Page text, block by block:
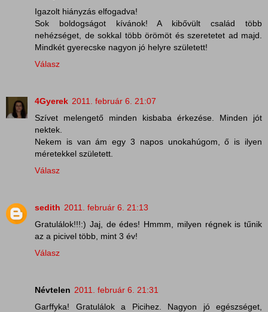
Igazolt hiányzás elfogadva!
Sok boldogságot kívánok! A kibővült család több
nehézséget, de sokkal több örömöt és szeretetet ad majd.
Mindkét gyerecske nagyon jó helyre született!
Válasz
4Gyerek 2011. február 6. 21:07
Szívet melengető minden kisbaba érkezése. Minden jót
nektek.
Nekem is van ám egy 3 napos unokahúgom, ő is ilyen
méretekkel született.
Válasz
sedith 2011. február 6. 21:13
Gratulálok!!!:) Jaj, de édes! Hmmm, milyen régnek is tűnik
az a picivel több, mint 3 év!
Válasz
Névtelen 2011. február 6. 21:31
Garffyka! Gratulálok a Picihez. Nagyon jó egészséget,